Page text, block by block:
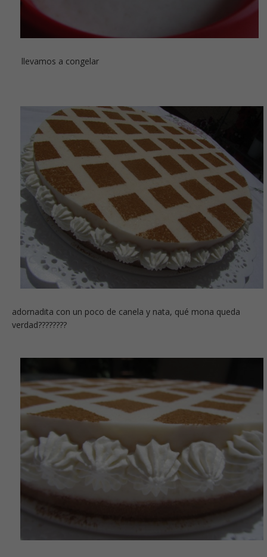
llevamos a congelar
adornadita con un poco de canela y nata, qué mona queda
verdad????????